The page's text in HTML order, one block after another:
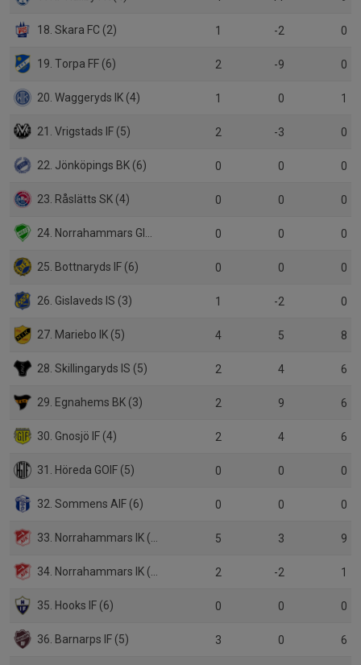
18. Skara FC (2) 1 -2 0
19. Torpa FF (6) 2 -9 0
20. Waggeryds IK (4) 1 0 1
21. Vrigstads IF (5) 2 -3 0
22. Jönköpings BK (6) 0 0 0
23. Råslätts SK (4) 0 0 0
24. Norrahammars GIS (6) 0 0 0
25. Bottnaryds IF (6) 0 0 0
26. Gislaveds IS (3) 1 -2 0
27. Mariebo IK (5) 4 5 8
28. Skillingaryds IS (5) 2 4 6
29. Egnahems BK (3) 2 9 6
30. Gnosjö IF (4) 2 4 6
31. Höreda GOIF (5) 0 0 0
32. Sommens AIF (6) 0 0 0
33. Norrahammars IK (4) 5 3 9
34. Norrahammars IK (B) 2 -2 1
35. Hooks IF (6) 0 0 0
36. Barnarps IF (5) 3 0 6